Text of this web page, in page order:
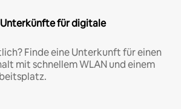
für digitale
Finde eine Unterkunft für einen
mit schnellem WLAN und einem